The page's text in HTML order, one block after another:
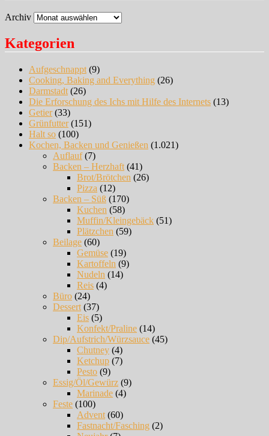
Archiv
Kategorien
Aufgeschnappt (9)
Cooking, Baking and Everything (26)
Darmstadt (26)
Die Erforschung des Ichs mit Hilfe des Internets (13)
Getier(33)
Grünfutter(151)
Halt so (100)
Kochen, Backen und Genießen (1.021)
Auflauf(7)
Backen – Herzhaft (41)
Brot/Brötchen (26)
Pizza (12)
Backen – Süß (170)
Kuchen (58)
Muffin/Kleingebäck (51)
Plätzchen (59)
Beilage (60)
Gemüse (19)
Kartoffeln (9)
Nudeln (14)
Reis (4)
Büro (24)
Dessert (37)
Eis (5)
Konfekt/Praline (14)
Dip/Aufstrich/Würzsauce (45)
Chutney (4)
Ketchup (7)
Pesto (9)
Essig/Öl/Gewürz (9)
Marinade (4)
Feste (100)
Advent (60)
Fastnacht/Fasching (2)